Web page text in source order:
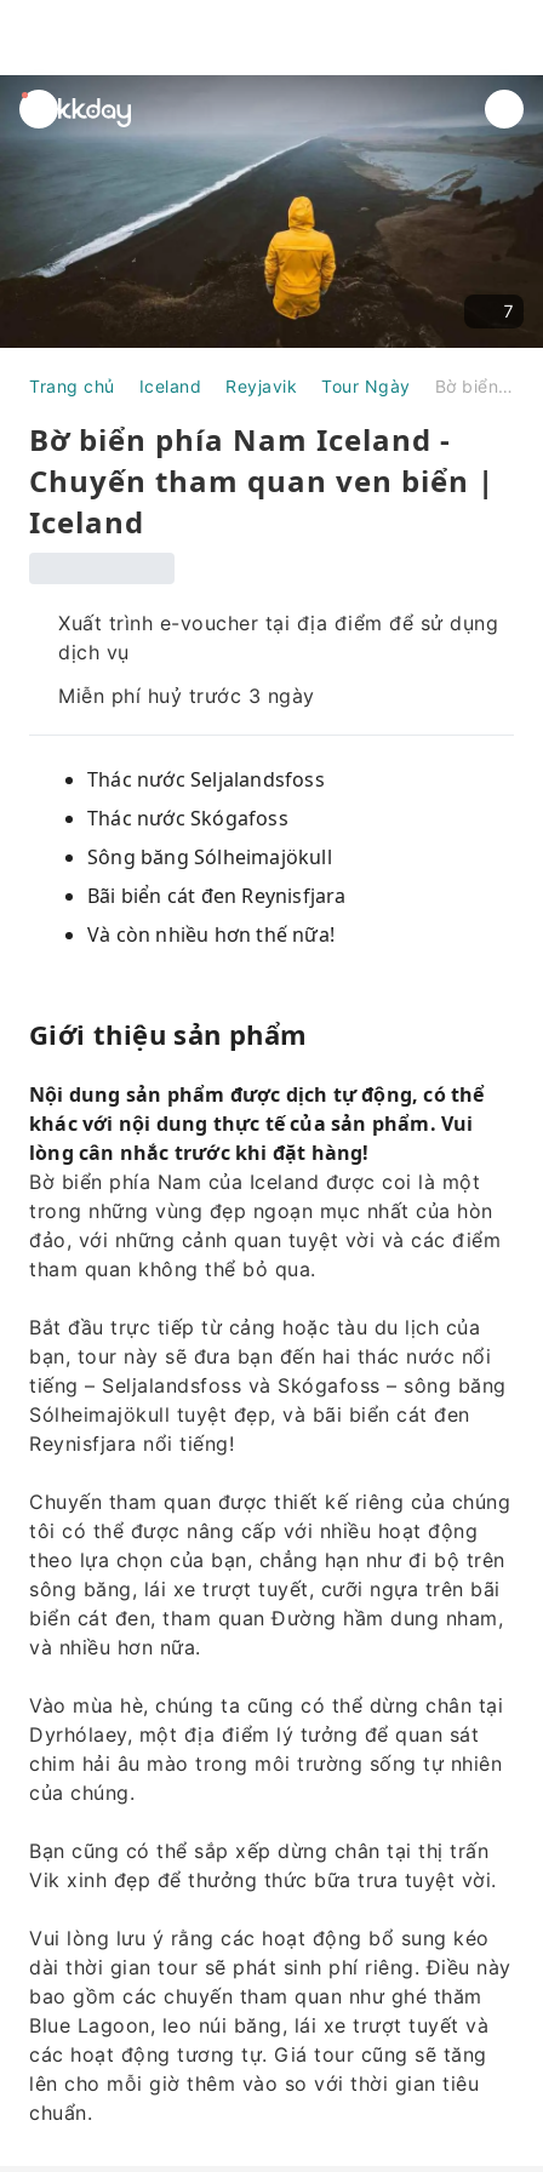
unread
notifications
7
Trang chủ Iceland Reyjavik Tour Ngày Bờ biển phía Nam Iceland - Chuyến tham quan ven biển | Iceland
Bờ biển phía Nam Iceland -
Chuyến tham quan ven biển |
Iceland
Xuất trình e-voucher tại địa điểm để sử dụng
dịch vụ
Miễn phí huỷ trước 3 ngày
Thác nước Seljalandsfoss
Thác nước Skógafoss
Sông băng Sólheimajökull
Bãi biển cát đen Reynisfjara
Và còn nhiều hơn thế nữa!
Giới thiệu sản phẩm
Nội dung sản phẩm được dịch tự động, có thể
khác với nội dung thực tế của sản phẩm. Vui
lòng cân nhắc trước khi đặt hàng!
Bờ biển phía Nam của Iceland được coi là một
trong những vùng đẹp ngoạn mục nhất của hòn
đảo, với những cảnh quan tuyệt vời và các điểm
tham quan không thể bỏ qua.
Bắt đầu trực tiếp từ cảng hoặc tàu du lịch của
bạn, tour này sẽ đưa bạn đến hai thác nước nổi
tiếng – Seljalandsfoss và Skógafoss – sông băng
Sólheimajökull tuyệt đẹp, và bãi biển cát đen
Reynisfjara nổi tiếng!
Chuyến tham quan được thiết kế riêng của chúng
tôi có thể được nâng cấp với nhiều hoạt động
theo lựa chọn của bạn, chẳng hạn như đi bộ trên
sông băng, lái xe trượt tuyết, cưỡi ngựa trên bãi
biển cát đen, tham quan Đường hầm dung nham,
và nhiều hơn nữa.
Vào mùa hè, chúng ta cũng có thể dừng chân tại
Dyrhólaey, một địa điểm lý tưởng để quan sát
chim hải âu mào trong môi trường sống tự nhiên
của chúng.
Bạn cũng có thể sắp xếp dừng chân tại thị trấn
Vik xinh đẹp để thưởng thức bữa trưa tuyệt vời.
Vui lòng lưu ý rằng các hoạt động bổ sung kéo
dài thời gian tour sẽ phát sinh phí riêng. Điều này
bao gồm các chuyến tham quan như ghé thăm
Blue Lagoon, leo núi băng, lái xe trượt tuyết và
các hoạt động tương tự. Giá tour cũng sẽ tăng
lên cho mỗi giờ thêm vào so với thời gian tiêu
chuẩn.